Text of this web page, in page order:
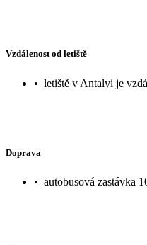
Vzdálenost od letiště
• letiště v Antalyi je
Doprava
• autobusová zastávka